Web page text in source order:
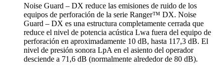
Noise Guard – DX reduce las emisiones de ruido de los
equipos de perforación de la serie Ranger™ DX. Noise
Guard – DX es una estructura completamente cerrada que
reduce el nivel de potencia acústica Lwa fuera del equipo de
perforación en aproximadamente 10 dB, hasta 117,3 dB. El
nivel de presión sonora LpA en el asiento del operador
desciende a 71,6 dB (normalmente alrededor de 80 dB).